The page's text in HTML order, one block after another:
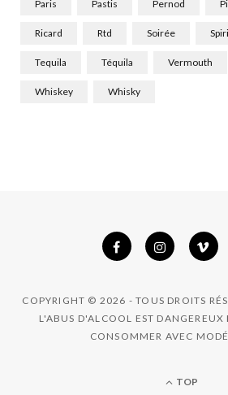
Paris Pastis Pernod
Ricard Rtd Soirée
Tequila Téquila Vermouth
Whiskey Whisky
COPYRIGHT © 2026 - TOUS DROITS
L'ABUS D'ALCOOL EST DANGEREUX
CONSOMMER AVEC
TOP